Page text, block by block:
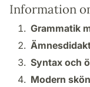
Information
Grammatik
Syntax och
Modern